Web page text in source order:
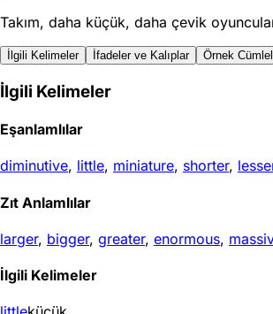
Takım, daha küçük, daha çevik
İlgili Kelimeler İfadeler ve Kalıplar Örnek
İlgili Kelimeler
Eşanlamlılar
diminutive, little, miniature, shorter,
Zıt Anlamlılar
larger, bigger, greater, enormous,
İlgili Kelimeler